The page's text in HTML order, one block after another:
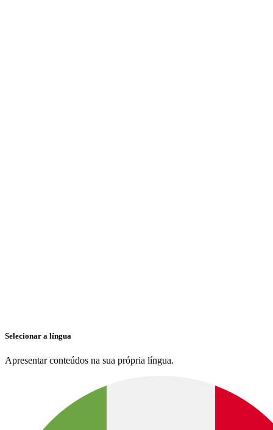
Selecionar a língua
Apresentar conteúdos na sua própria língua.